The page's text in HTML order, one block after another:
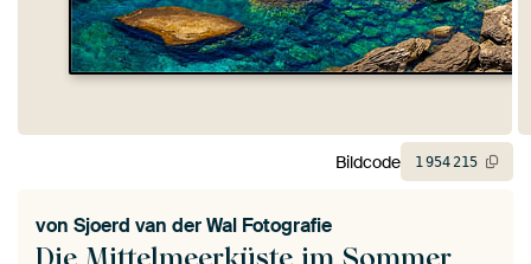
von Sjoerd van der Wal Fotografie
Bildcode 1954215